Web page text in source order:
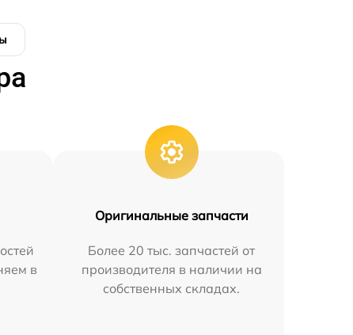
в
Оригинальные запчасти
Более 20 тыс. запчастей от
производителя в наличии на
собственных складах.